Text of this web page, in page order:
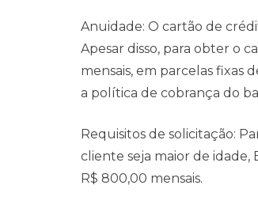
Anuidade: O cartão de
Apesar disso, para obter o
mensais, em parcelas fixas
a política de cobrança do
Requisitos de solicitação:
cliente seja maior de
R$ 800,00 mensais.